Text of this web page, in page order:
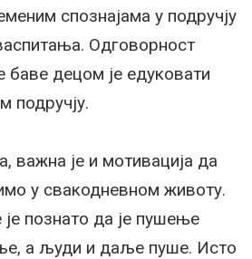
спознајама у подручју
Одговорност
баве децом је едуковати
подручју.
важна је и мотивација да
у свакодневном животу.
познато да је пушење
а људи и даље пуше. Исто